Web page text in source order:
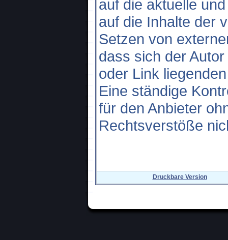
auf die aktuelle
auf die Inhalte der
Setzen von
dass sich der
oder Link
Eine ständige
für den Anbieter
Rechtsverstöße
Druckbare Version